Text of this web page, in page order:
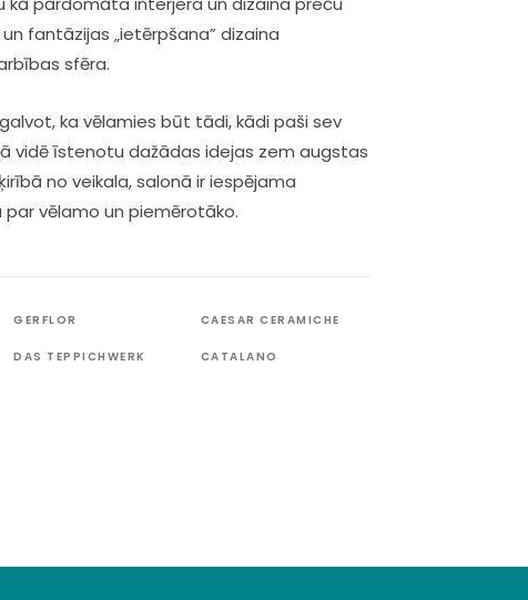
fantāzijas „ietērpšana” dizaina
sfēra.
ka vēlamies būt tādi, kādi paši sev
vidē īstenotu dažādas idejas zem augstas
no veikala, salonā ir iespējama
par vēlamo un piemērotāko.
GERFLOR CAESAR CERAMICHE
DAS TEPPICHWERK CATALANO